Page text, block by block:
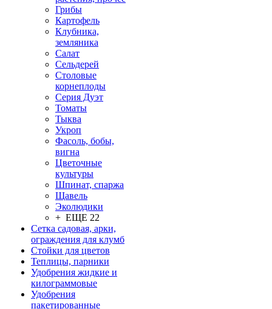
Грибы
Картофель
Клубника,
земляника
Салат
Сельдерей
Столовые
корнеплоды
Серия Дуэт
Томаты
Тыква
Укроп
Фасоль, бобы,
вигна
Цветочные
культуры
Шпинат, спаржа
Щавель
Эколюдики
+ ЕЩЕ 22
Сетка садовая, арки,
ограждения для клумб
Стойки для цветов
Теплицы, парники
Удобрения жидкие и
килограммовые
Удобрения
пакетированные